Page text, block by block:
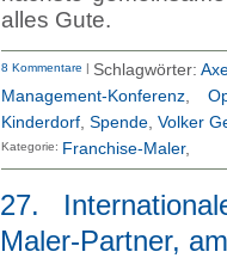
alles Gute.
8 Kommentare | Schlagwörter:
Management-Konferenz,
Kinderdorf, Spende, Volker
Kategorie: Franchise-Maler
27.
Maler-Partner,